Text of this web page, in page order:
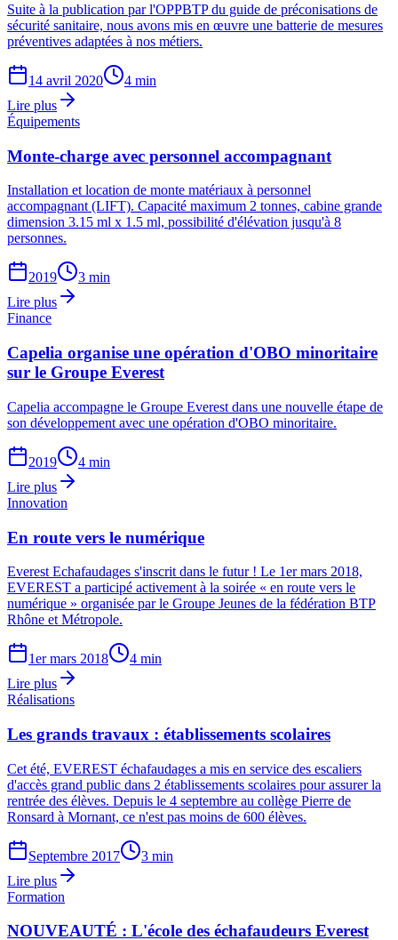
Suite à la publication par l'OPPBTP du guide de préconisations de
sécurité sanitaire, nous avons mis en œuvre une batterie de mesures
préventives adaptées à nos métiers.
14 avril 2020
4 min
Lire plus
Équipements
Monte-charge avec personnel accompagnant
Installation et location de monte matériaux à personnel
accompagnant (LIFT). Capacité maximum 2 tonnes, cabine grande
dimension 3.15 ml x 1.5 ml, possibilité d'élévation jusqu'à 8
personnes.
2019
3 min
Lire plus
Finance
Capelia organise une opération d'OBO minoritaire
sur le Groupe Everest
Capelia accompagne le Groupe Everest dans une nouvelle étape de
son développement avec une opération d'OBO minoritaire.
2019
4 min
Lire plus
Innovation
En route vers le numérique
Everest Echafaudages s'inscrit dans le futur ! Le 1er mars 2018,
EVEREST a participé activement à la soirée « en route vers le
numérique » organisée par le Groupe Jeunes de la fédération BTP
Rhône et Métropole.
1er mars 2018
4 min
Lire plus
Réalisations
Les grands travaux : établissements scolaires
Cet été, EVEREST échafaudages a mis en service des escaliers
d'accès grand public dans 2 établissements scolaires pour assurer la
rentrée des élèves. Depuis le 4 septembre au collège Pierre de
Ronsard à Mornant, ce n'est pas moins de 600 élèves.
Septembre 2017
3 min
Lire plus
Formation
NOUVEAUTÉ : L'école des échafaudeurs Everest